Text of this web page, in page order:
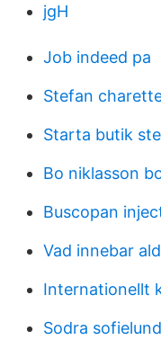
jgH
Job indeed pa
Stefan
Starta butik
Bo niklasson
Buscopan
Vad innebar
Internationellt
Sodra sofielund